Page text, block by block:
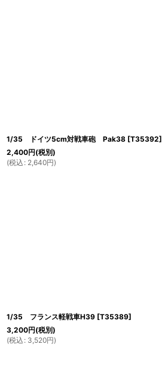
1/35 ドイツ5cm対戦車砲 Pak38 [T35392]
2,400円(税別)
(税込 : 2,640円)
1/35 フランス軽戦車H39 [T35389]
3,200円(税別)
(税込 : 3,520円)